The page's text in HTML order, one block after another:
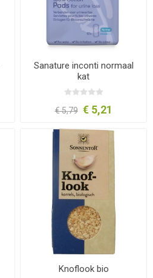
Sanature inconti normaal
kat
€ 5,79 € 5,21
Knoflook bio